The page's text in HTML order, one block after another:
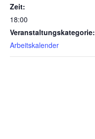
Zeit:
18:00
Veranstaltungskategorie:
Arbeitskalender